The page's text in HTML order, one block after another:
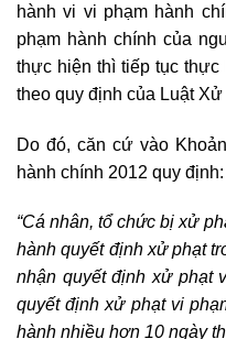
hành vi vi phạm hành
phạm hành chính của
thực hiện thì tiếp tục
theo quy định của Luật
Do đó, căn cứ vào
hành chính 2012 quy định:
“Cá nhân, tổ chức bị xử
hành quyết định xử phạt
nhận quyết định xử phạt
quyết định xử phạt vi
hành nhiều hơn 10 ngày